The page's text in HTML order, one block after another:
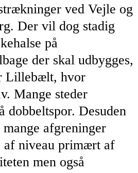
ved Vejle og
Der vil dog stadig
på
der skal udbygges,
Lillebælt, hvor
Mange steder
dobbeltspor. Desuden
afgreninger
af niveau primært af
men også